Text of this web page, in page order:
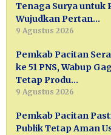
Tenaga Surya untuk
Wujudkan Pertan…
9 Agustus 2026
Pemkab Pacitan
ke 51 PNS, Wabup
Tetap Produ…
9 Agustus 2026
Pemkab Pacitan
Publik Tetap Aman